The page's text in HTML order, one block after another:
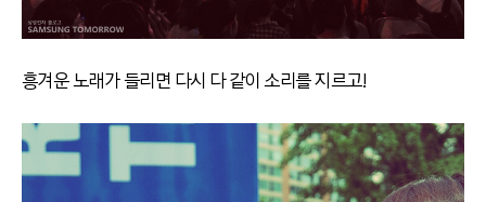
흥겨운 노래가 들리면 다시 다 같이 소리를 지르고!